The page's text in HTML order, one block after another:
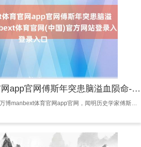
万博manbext体育官网app官网傅斯年突患脑溢血陨命-万博manbext体育官网(中国)官方网站登录入口
澎湃新闻记者从关联方面获悉万博manbext体育官网app官网，闻明历史学家傅斯年先生之子傅仁轨先生，于好意思东时候2025年8月13日在好意思国佛罗里达州陨命，享年90岁。 傅斯年与夫东说念主俞大綵、女儿傅仁轨一家三口合影。 公开贵寓披露，1934年俞大綵与傅斯年在北平成婚，1935年9月15日两东说念主的女儿傅仁轨(Jack Fu)出身。傅斯年担任台湾大学校长后，俞大綵任台大外文系陶冶。1950年12月20日，傅斯年突患脑溢血陨命。1977年，俞大綵从台大外文系陶冶岗亭退休。1990年8月